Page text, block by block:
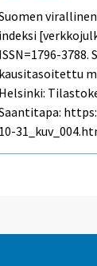
indeksi
ISSN=1796-3788.
kausitasoitettu
Helsinki:
10-